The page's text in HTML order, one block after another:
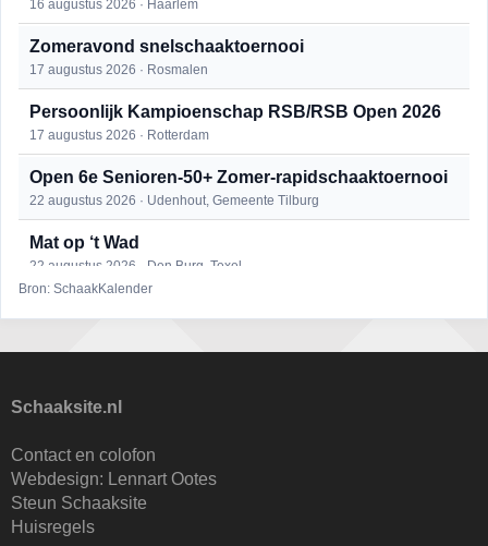
16 augustus 2026 · Haarlem
Zomeravond snelschaaktoernooi
17 augustus 2026 · Rosmalen
Persoonlijk Kampioenschap RSB/RSB Open 2026
17 augustus 2026 · Rotterdam
Open 6e Senioren-50+ Zomer-rapidschaaktoernooi
22 augustus 2026 · Udenhout, Gemeente Tilburg
Mat op ‘t Wad
22 augustus 2026 · Den Burg, Texel
23 augustus 2026 · Utrecht
25 augustus 2026 · Bunschoten-Spakenburg
Nazomervierkampentoernooi 2026
28 augustus 2026 · Assen
Bron: SchaakKalender
Schaaksite.nl
Contact en colofon
Webdesign: Lennart Ootes
Steun Schaaksite
Huisregels